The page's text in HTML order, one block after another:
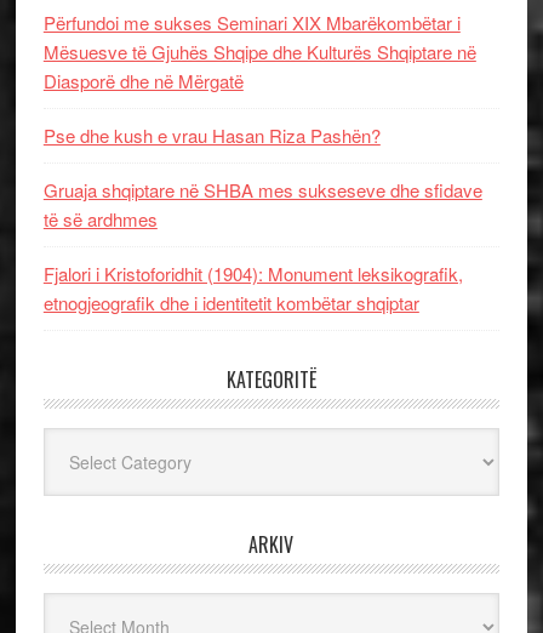
Përfundoi me sukses Seminari XIX Mbarëkombëtar i
Mësuesve të Gjuhës Shqipe dhe Kulturës Shqiptare në
Diasporë dhe në Mërgatë
Pse dhe kush e vrau Hasan Riza Pashën?
Gruaja shqiptare në SHBA mes sukseseve dhe sfidave
të së ardhmes
Fjalori i Kristoforidhit (1904): Monument leksikografik,
etnogjeografik dhe i identitetit kombëtar shqiptar
KATEGORITË
ARKIV